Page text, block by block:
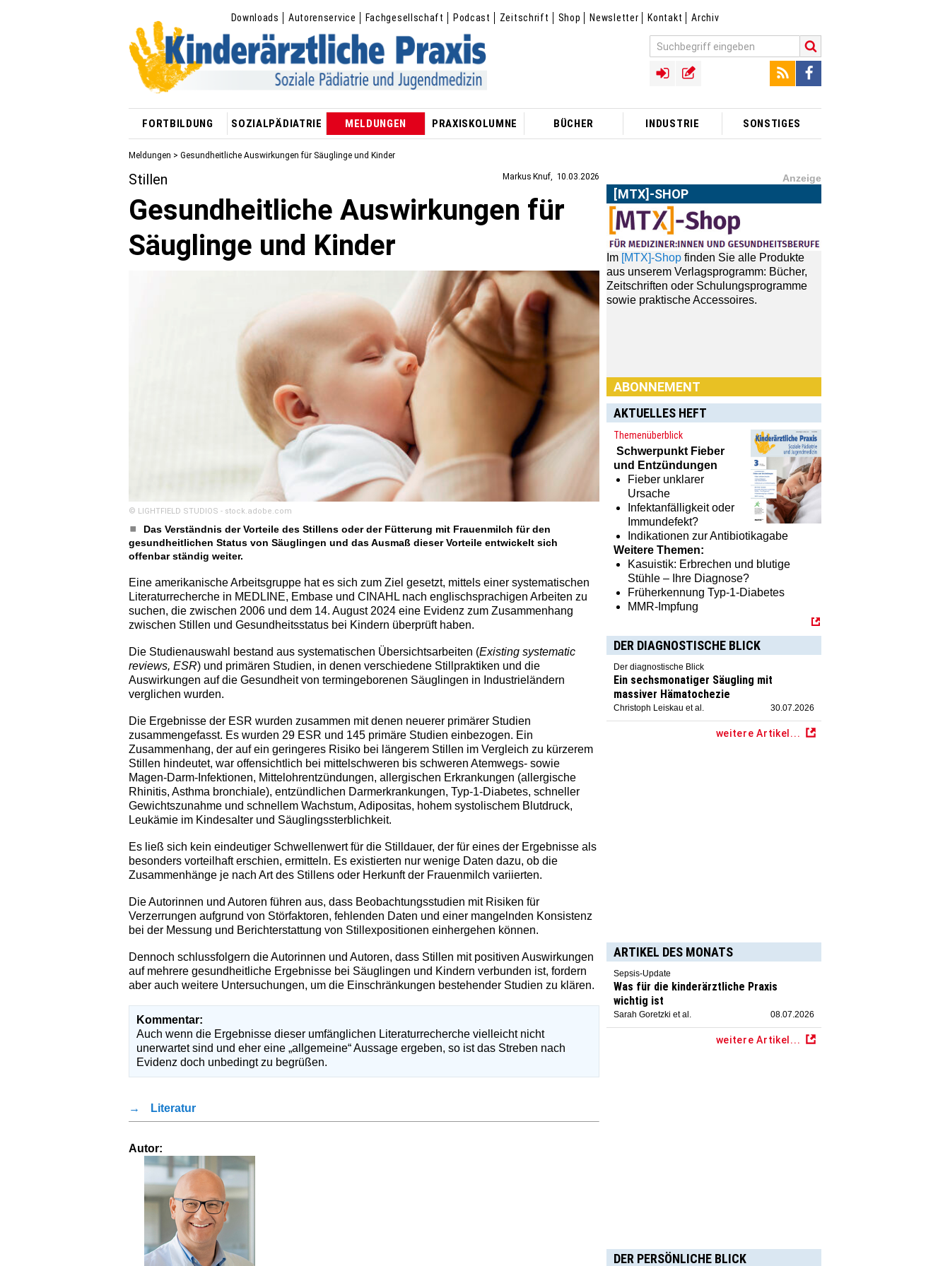
Downloads Autorenservice Fachgesellschaft Podcast Zeitschrift Shop Newsletter Kontakt Archiv
FORTBILDUNG SOZIALPÄDIATRIE MELDUNGEN PRAXISKOLUMNE BÜCHER INDUSTRIE SONSTIGES
Meldungen > Gesundheitliche Auswirkungen für Säuglinge und Kinder
Markus Knuf 10.03.2026
Stillen
Gesundheitliche Auswirkungen für
Säuglinge und Kinder
© LIGHTFIELD STUDIOS - stock.adobe.com
Das Verständnis der Vorteile des Stillens oder der Fütterung mit Frauenmilch für den
gesundheitlichen Status von Säuglingen und das Ausmaß dieser Vorteile entwickelt sich
offenbar ständig weiter.
Eine amerikanische Arbeitsgruppe hat es sich zum Ziel gesetzt, mittels einer systematischen
Literaturrecherche in MEDLINE, Embase und CINAHL nach englischsprachigen Arbeiten zu
suchen, die zwischen 2006 und dem 14. August 2024 eine Evidenz zum Zusammenhang
zwischen Stillen und Gesundheitsstatus bei Kindern überprüft haben.
Die Studienauswahl bestand aus systematischen Übersichtsarbeiten (Existing systematic
reviews, ESR) und primären Studien, in denen verschiedene Stillpraktiken und die
Auswirkungen auf die Gesundheit von termingeborenen Säuglingen in Industrieländern
verglichen wurden.
Die Ergebnisse der ESR wurden zusammen mit denen neuerer primärer Studien
zusammengefasst. Es wurden 29 ESR und 145 primäre Studien einbezogen. Ein
Zusammenhang, der auf ein geringeres Risiko bei längerem Stillen im Vergleich zu kürzerem
Stillen hindeutet, war offensichtlich bei mittelschweren bis schweren Atemwegs- sowie
Magen-Darm-Infektionen, Mittelohrentzündungen, allergischen Erkrankungen (allergische
Rhinitis, Asthma bronchiale), entzündlichen Darmerkrankungen, Typ-1-Diabetes, schneller
Gewichtszunahme und schnellem Wachstum, Adipositas, hohem systolischem Blutdruck,
Leukämie im Kindesalter und Säuglingssterblichkeit.
Es ließ sich kein eindeutiger Schwellenwert für die Stilldauer, der für eines der Ergebnisse als
besonders vorteilhaft erschien, ermitteln. Es existierten nur wenige Daten dazu, ob die
Zusammenhänge je nach Art des Stillens oder Herkunft der Frauenmilch variierten.
Die Autorinnen und Autoren führen aus, dass Beobachtungsstudien mit Risiken für
Verzerrungen aufgrund von Störfaktoren, fehlenden Daten und einer mangelnden Konsistenz
bei der Messung und Berichterstattung von Stillexpositionen einhergehen können.
Dennoch schlussfolgern die Autorinnen und Autoren, dass Stillen mit positiven Auswirkungen
auf mehrere gesundheitliche Ergebnisse bei Säuglingen und Kindern verbunden ist, fordern
aber auch weitere Untersuchungen, um die Einschränkungen bestehender Studien zu klären.
Kommentar:
Auch wenn die Ergebnisse dieser umfänglichen Literaturrecherche vielleicht nicht
unerwartet sind und eher eine „allgemeine“ Aussage ergeben, so ist das Streben nach
Evidenz doch unbedingt zu begrüßen.
→ Literatur
Autor:
Anzeige
[MTX]-SHOP
Im[MTX]-Shop
finden Sie alle Produkte
aus unserem Verlagsprogramm: Bücher,
Zeitschriften oder Schulungsprogramme
sowie praktische Accessoires.
Haben Sie Interesse an einem
Abonnement? Dann klicken Sie einfach
hier:[MTX]-Shop
AKTUELLES HEFT
Themenüberblick
Schwerpunkt Fieber
und Entzündungen
Fieber unklarer
Ursache
Infektanfälligkeit oder
Immundefekt?
Indikationen zur Antibiotikagabe
Weitere Themen:
Kasuistik: Erbrechen und blutige
Stühle – Ihre Diagnose?
Früherkennung Typ-1-Diabetes
MMR-Impfung
DER DIAGNOSTISCHE BLICK
Der diagnostische Blick
Ein sechsmonatiger Säugling mit
massiver Hämatochezie
Christoph Leiskau et al. 30.07.2026
weitere Artikel...
ARTIKEL DES MONATS
Sepsis-Update
Was für die kinderärztliche Praxis
wichtig ist
Sarah Goretzki et al. 08.07.2026
weitere Artikel...
DER PERSÖNLICHE BLICK